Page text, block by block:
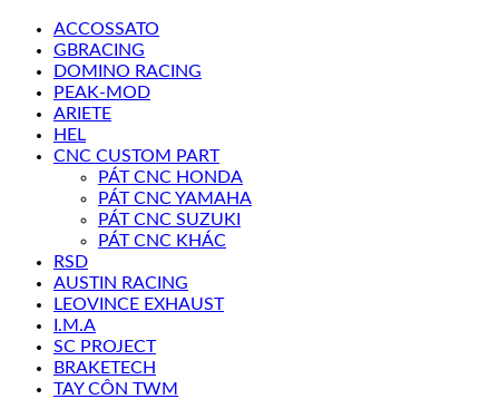
ACCOSSATO
GBRACING
DOMINO RACING
PEAK-MOD
ARIETE
HEL
CNC CUSTOM PART
PÁT CNC HONDA
PÁT CNC YAMAHA
PÁT CNC SUZUKI
PÁT CNC KHÁC
RSD
AUSTIN RACING
LEOVINCE EXHAUST
I.M.A
SC PROJECT
BRAKETECH
TAY CÔN TWM